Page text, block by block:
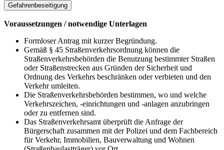
Gefahrenbeseitigung
Voraussetzungen / notwendige Unterlagen
Formloser Antrag mit kurzer Begründung.
Gemäß § 45 Straßenverkehrsordnung können die
Straßenverkehrsbehörden die Benutzung bestimmter Straßen
oder Straßenstrecken aus Gründen der Sicherheit und
Ordnung des Verkehrs beschränken oder verbieten und den
Verkehr umleiten.
Die Straßenverkehrsbehörden bestimmen, wo und welche
Verkehrszeichen, -einrichtungen und -anlagen anzubringen
oder zu entfernen sind.
Das Straßenverkehrsamt überprüft die Anfrage der
Bürgerschaft zusammen mit der Polizei und dem Fachbereich
für Verkehr, Immobilien, Bauverwaltung und Wohnen